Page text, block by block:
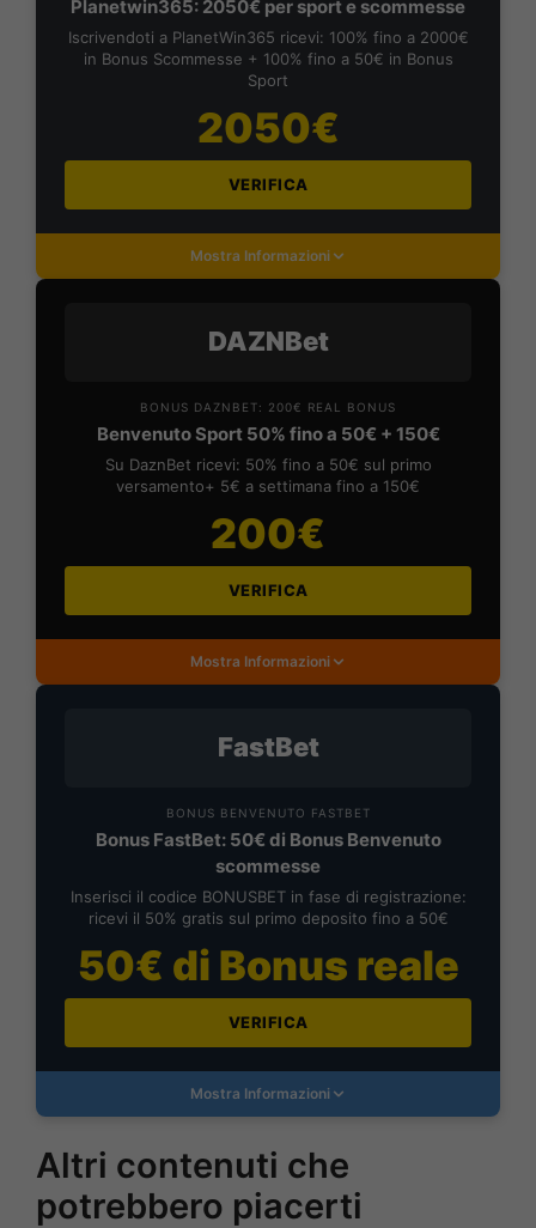
Planetwin365: 2050€ per sport e scommesse
Iscrivendoti a PlanetWin365 ricevi: 100% fino a 2000€
in Bonus Scommesse + 100% fino a 50€ in Bonus
Sport
2050€
VERIFICA
Mostra Informazioni
DAZNBet
BONUS DAZNBET: 200€ REAL BONUS
Benvenuto Sport 50% fino a 50€ + 150€
Su DaznBet ricevi: 50% fino a 50€ sul primo
versamento+ 5€ a settimana fino a 150€
200€
VERIFICA
Mostra Informazioni
FastBet
BONUS BENVENUTO FASTBET
Bonus FastBet: 50€ di Bonus Benvenuto
scommesse
Inserisci il codice BONUSBET in fase di registrazione:
ricevi il 50% gratis sul primo deposito fino a 50€
50€ di Bonus reale
VERIFICA
Mostra Informazioni
Altri contenuti che
potrebbero piacerti